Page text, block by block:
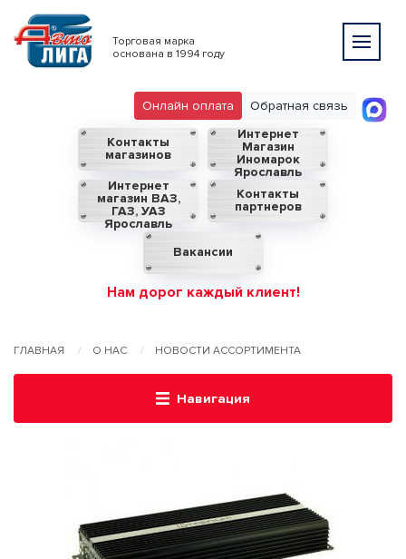
Торговая марка
основана в 1994 году
Обратная связь
Онлайн оплата
Контакты
магазинов
Интернет
Магазин
Иномарок
Ярославль
Интернет
магазин ВАЗ,
ГАЗ, УАЗ
Ярославль
Контакты
партнеров
Вакансии
Нам дорог каждый клиент!
ГЛАВНАЯ О НАС НОВОСТИ АССОРТИМЕНТА
Навигация